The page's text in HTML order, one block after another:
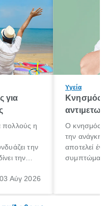
για
πολλούς η
την
την
μέρες
03 Αύγ 2026
Υγεία
Κνησμός:
Ο κνησμός
την ανάγκη
αποτελεί